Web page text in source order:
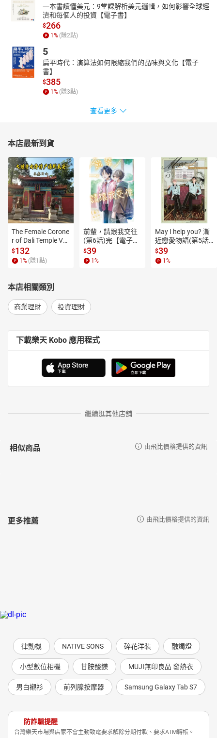
一本書讀懂美元：9堂課解析美元邏輯，如何影響全球經
濟和每個人的投資【電子書】
$266
1% (賺2點)
5
扁平時代：演算法如何限縮我們的品味與文化【電子
書】
$385
1% (賺3點)
查看更多
本店最新到貨
The Female Corone
r of Dali Temple Vo
l.6【有聲書】
$132
1 % (賺1 點)
前輩，請跟我交往
(第6話)完【電子
書】
$39
1 %
May I help you? 漸
近戀愛物語(第5話)
【電子書】
$39
1 %
本店相關類別
商業理財 投資理財
下載樂天 Kobo 應用程式
繼續逛其他店舖
相似商品 由飛比價格提供的資訊
更多推薦 由飛比價格提供的資訊
律動機 NATIVE SONS 碎花洋裝 融燭燈
小型數位相機 甘胺酸鎂 MUJI無印良品 發熱衣
男白襯衫 前列腺按摩器 Samsung Galaxy Tab S7
防詐騙提醒
台灣樂天市場與店家不會主動致電要求解除分期付款、要求ATM轉帳。